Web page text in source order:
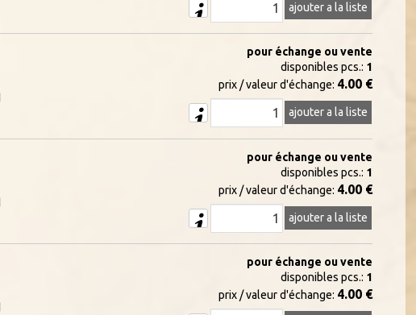
ajouter a la liste
pour échange ou vente
disponibles pcs.: 1
prix / valeur d'échange: 4.00 €
ajouter a la liste
pour échange ou vente
disponibles pcs.: 1
prix / valeur d'échange: 4.00 €
ajouter a la liste
pour échange ou vente
disponibles pcs.: 1
prix / valeur d'échange: 4.00 €